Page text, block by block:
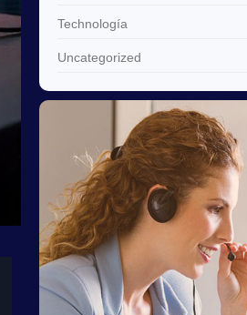
Technología
Uncategorized